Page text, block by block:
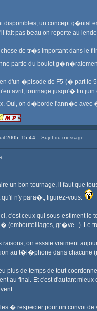
disponibles, un concept g�nial
fait pas beau on reporte au
de tr�s important dans le
partie du boulot
d'un �pisode de F5 (� part le
avril, tournage jusqu'� fin
Oui, on d�borde l'ann�e avec
2005, 15:44 Sujet du message:
un bon tournage, il faut que
n'y para�t, figurez-vous.
c'est ceux qui sous-estiment
(embouteillages, gr�ve...). Le
raisons, on essaie vraiment
au t�l�phone dans chacune
plus de temps de tout
au final. Et c'est d'autant
� respecter pour un convoi